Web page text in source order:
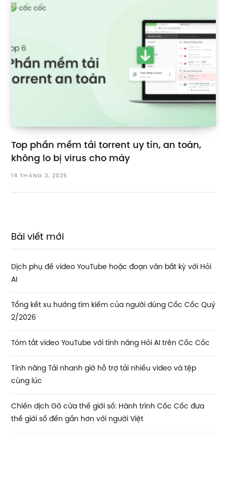
Top phần mềm tải torrent uy tín, an toàn,
không lo bị virus cho máy
14 THÁNG 3, 2025
Bài viết mới
Dịch phụ đề video YouTube hoặc đoạn văn bất kỳ với Hỏi
AI
Tổng kết xu hướng tìm kiếm của người dùng Cốc Cốc Quý
2/2026
Tóm tắt video YouTube với tính năng Hỏi AI trên Cốc Cốc
Tính năng Tải nhanh giờ hỗ trợ tải nhiều video và tệp
cùng lúc
Chiến dịch Gõ cửa thế giới số: Hành trình Cốc Cốc đưa
thế giới số đến gần hơn với người Việt